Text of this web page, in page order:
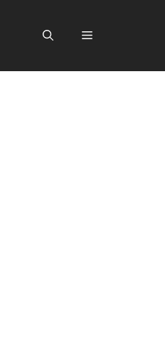
القائمة